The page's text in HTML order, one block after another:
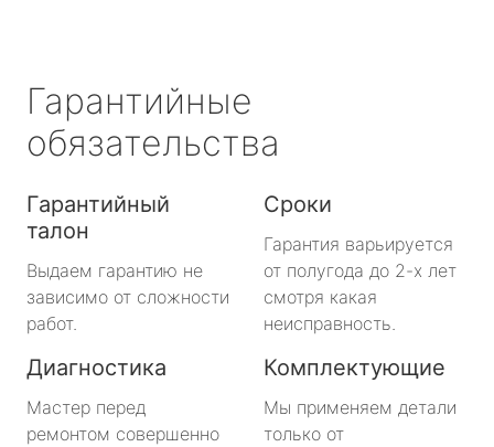
Гарантийные
обязательства
Гарантийный
талон
Выдаем гарантию не
зависимо от сложности
работ.
Сроки
Гарантия варьируется
от полугода до 2-х лет
смотря какая
неисправность.
Диагностика
Мастер перед
ремонтом совершенно
Комплектующие
Мы применяем детали
только от